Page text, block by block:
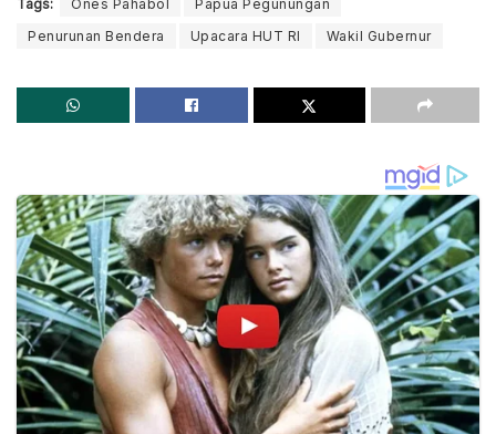
Tags: Ones Pahabol
Papua Pegunungan
Penurunan Bendera
Upacara HUT RI Wakil Gubernur